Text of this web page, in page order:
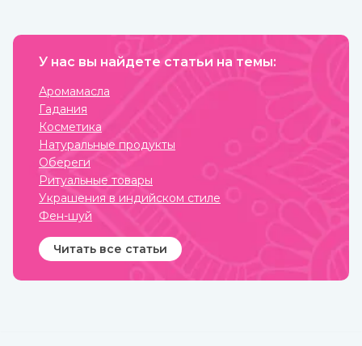
модного, стильного и
тату хной, вы можете узнать
сильными. Также оно
настроение, бодрит и
У нас вы найдете статьи на темы:
Аромамасла
Гадания
Косметика
Натуральные продукты
Обереги
Ритуальные товары
Украшения в индийском стиле
Фен-шуй
Читать все статьи